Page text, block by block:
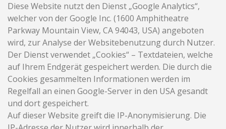
Diese Website nutzt den Dienst „Google Analytics“,
welcher von der Google Inc. (1600 Amphitheatre
Parkway Mountain View, CA 94043, USA) angeboten
wird, zur Analyse der Websitebenutzung durch Nutzer.
Der Dienst verwendet „Cookies“ – Textdateien, welche
auf Ihrem Endgerät gespeichert werden. Die durch die
Cookies gesammelten Informationen werden im
Regelfall an einen Google-Server in den USA gesandt
und dort gespeichert.
Auf dieser Website greift die IP-Anonymisierung. Die